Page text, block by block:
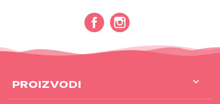
Facebook
PROIZVODI 